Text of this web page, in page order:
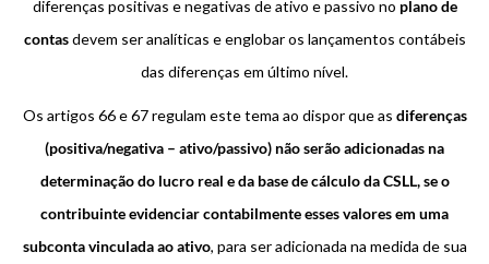
diferenças positivas e negativas de ativo e passivo no plano de
contasdevem ser analíticas e englobar os lançamentos contábeis
das diferenças em último nível.
Os artigos 66 e 67 regulam este tema ao dispor que as diferenças
(positiva/negativa – ativo/passivo) não serão adicionadas na
determinação do lucro real e da base de cálculo da CSLL, se o
contribuinte evidenciar contabilmente esses valores em uma
subconta vinculada ao ativo, para ser adicionada na medida de sua